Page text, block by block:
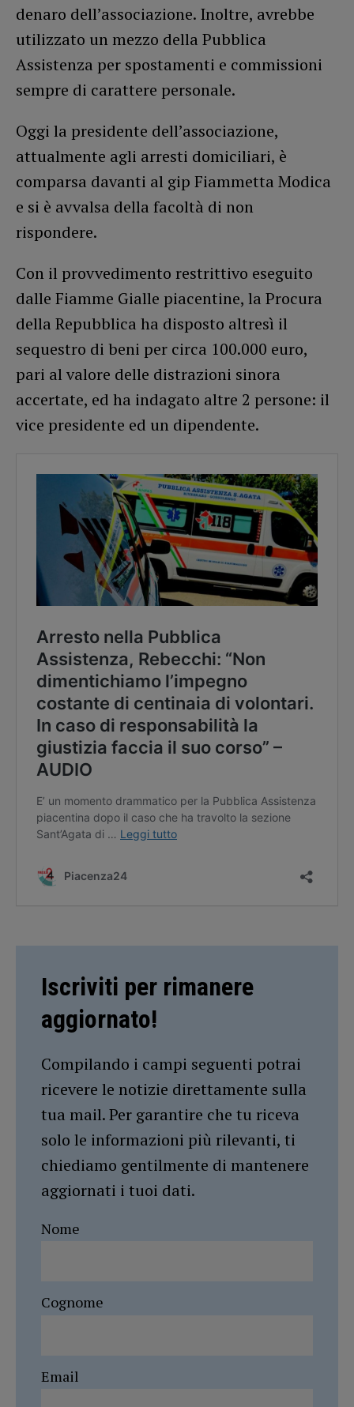
denaro dell’associazione. Inoltre, avrebbe
utilizzato un mezzo della Pubblica
Assistenza per spostamenti e commissioni
sempre di carattere personale.
Oggi la presidente dell’associazione,
attualmente agli arresti domiciliari, è
comparsa davanti al gip Fiammetta Modica
e si è avvalsa della facoltà di non
rispondere.
Con il provvedimento restrittivo eseguito
dalle Fiamme Gialle piacentine, la Procura
della Repubblica ha disposto altresì il
sequestro di beni per circa 100.000 euro,
pari al valore delle distrazioni sinora
accertate, ed ha indagato altre 2 persone: il
vice presidente ed un dipendente.
Iscriviti per rimanere
aggiornato!
Compilando i campi seguenti potrai
ricevere le notizie direttamente sulla
tua mail. Per garantire che tu riceva
solo le informazioni più rilevanti, ti
chiediamo gentilmente di mantenere
aggiornati i tuoi dati.
Nome
Cognome
Email